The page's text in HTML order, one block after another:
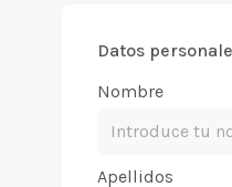
Datos
Nombre
Apellidos